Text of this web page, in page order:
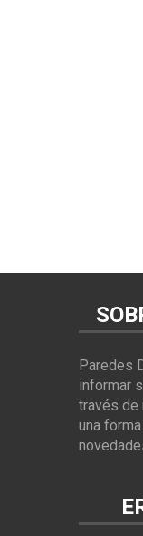
Paredes
informar
través de
una